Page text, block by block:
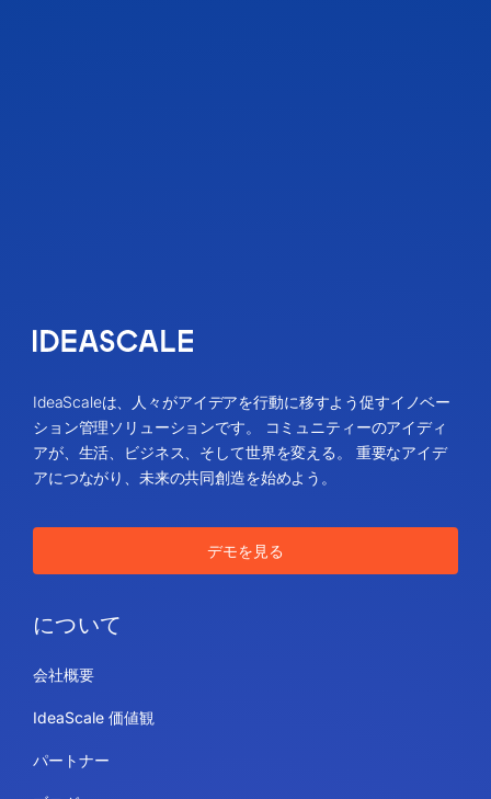
IdeaScaleは、人々がアイデアを行動に移すよう促すイノベー
ション管理ソリューションです。 コミュニティーのアイディ
アが、生活、ビジネス、そして世界を変える。 重要なアイデ
アにつながり、未来の共同創造を始めよう。
デモを見る
について
会社概要
IdeaScale 価値観
パートナー